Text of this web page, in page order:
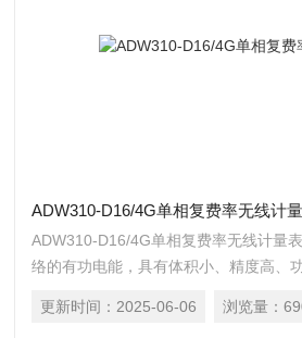
ADW310-D16/4G单相复费率无线计
ADW310-D16/4G单相复费率无线计量
络的有功电能，具有体积小、精度高、
式，增加了外置互感器的电流采样模式
更新时间：2025-06-06 浏览量：